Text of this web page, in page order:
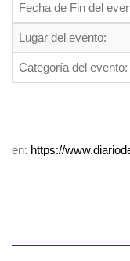
Fecha de Fin del
Lugar del evento:
Categoría del evento:
en: https://